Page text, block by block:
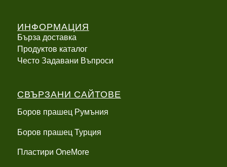
ИНФОРМАЦИЯ
Бърза доставка
Продуктов каталог
Често Задавани Въпроси
СВЪРЗАНИ САЙТОВЕ
Боров прашец Румъния
Боров прашец Турция
Пластири OneMore